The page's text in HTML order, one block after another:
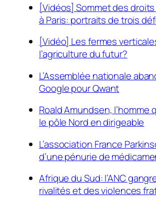
[Vidéos] Sommet des droits
à Paris: portraits de trois
[Vidéo] Les fermes
l’agriculture du futur?
L’Assemblée nationale
Google pour Qwant
Roald Amundsen, l’homme
le pôle Nord en dirigeable
L’association France
d’une pénurie de
Afrique du Sud: l’ANC
rivalités et des violences